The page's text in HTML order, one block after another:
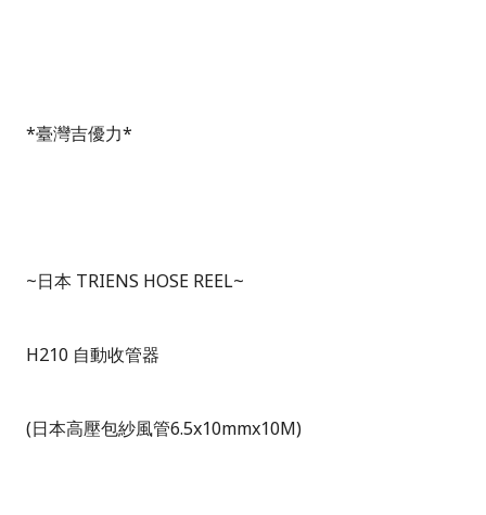
*臺灣吉優力*
~日本 TRIENS HOSE REEL~
H210 自動收管器
(日本高壓包紗風管6.5x10mmx10M)